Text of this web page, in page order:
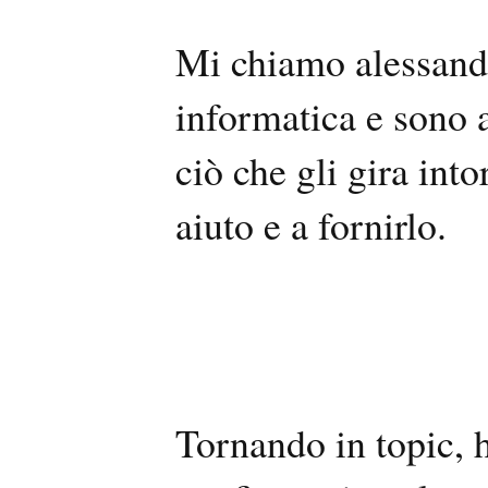
Mi chiamo
informatica e sono
ciò che gli gira
aiuto e a fornirlo.
Tornando in topic,